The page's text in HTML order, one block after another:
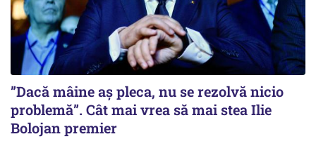
”Dacă mâine aș pleca, nu se rezolvă nicio
problemă”. Cât mai vrea să mai stea Ilie
Bolojan premier